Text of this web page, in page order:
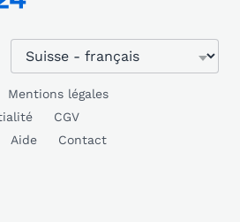
Mentions légales
CGV
Aide Contact